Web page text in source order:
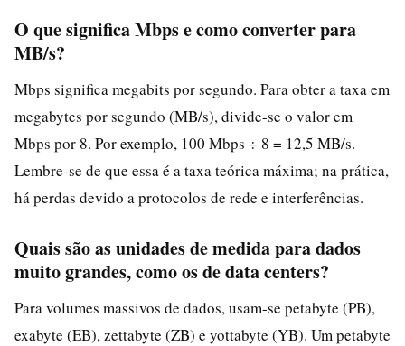
O que significa Mbps e como converter para
MB/s?
Mbps significa megabits por segundo. Para obter a taxa em
megabytes por segundo (MB/s), divide-se o valor em
Mbps por 8. Por exemplo, 100 Mbps ÷ 8 = 12,5 MB/s.
Lembre-se de que essa é a taxa teórica máxima; na prática,
há perdas devido a protocolos de rede e interferências.
Quais são as unidades de medida para dados
muito grandes, como os de data centers?
Para volumes massivos de dados, usam-se petabyte (PB),
exabyte (EB), zettabyte (ZB) e yottabyte (YB). Um petabyte